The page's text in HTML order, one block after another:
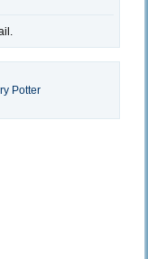
Potter